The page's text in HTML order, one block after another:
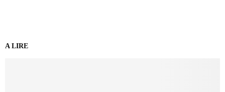
A LIRE